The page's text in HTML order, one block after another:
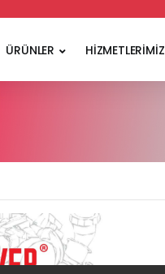
ÜRÜNLER HİZMETLERİMİZ